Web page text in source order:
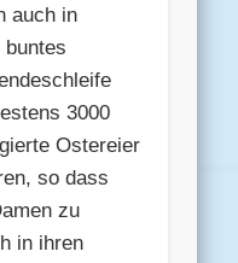
auch in
3000
Ostereier
so dass
zu
in ihren